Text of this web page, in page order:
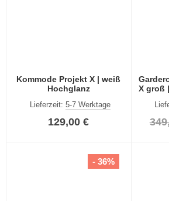
Kommode Projekt X | weiß
Hochglanz
Lieferzeit: 5-7 Werktage
129,00 €
X groß
- 36%